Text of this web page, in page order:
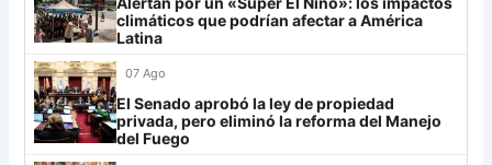
Lanús 9
Always Ready
Grupo H
IDV 13
30 Estudiantes RC 19 -21 9
climáticos que podrían afectar a América
Latina
07 Ago
El Senado aprobó la ley de propiedad
privada, pero eliminó la reforma del Manejo
del Fuego